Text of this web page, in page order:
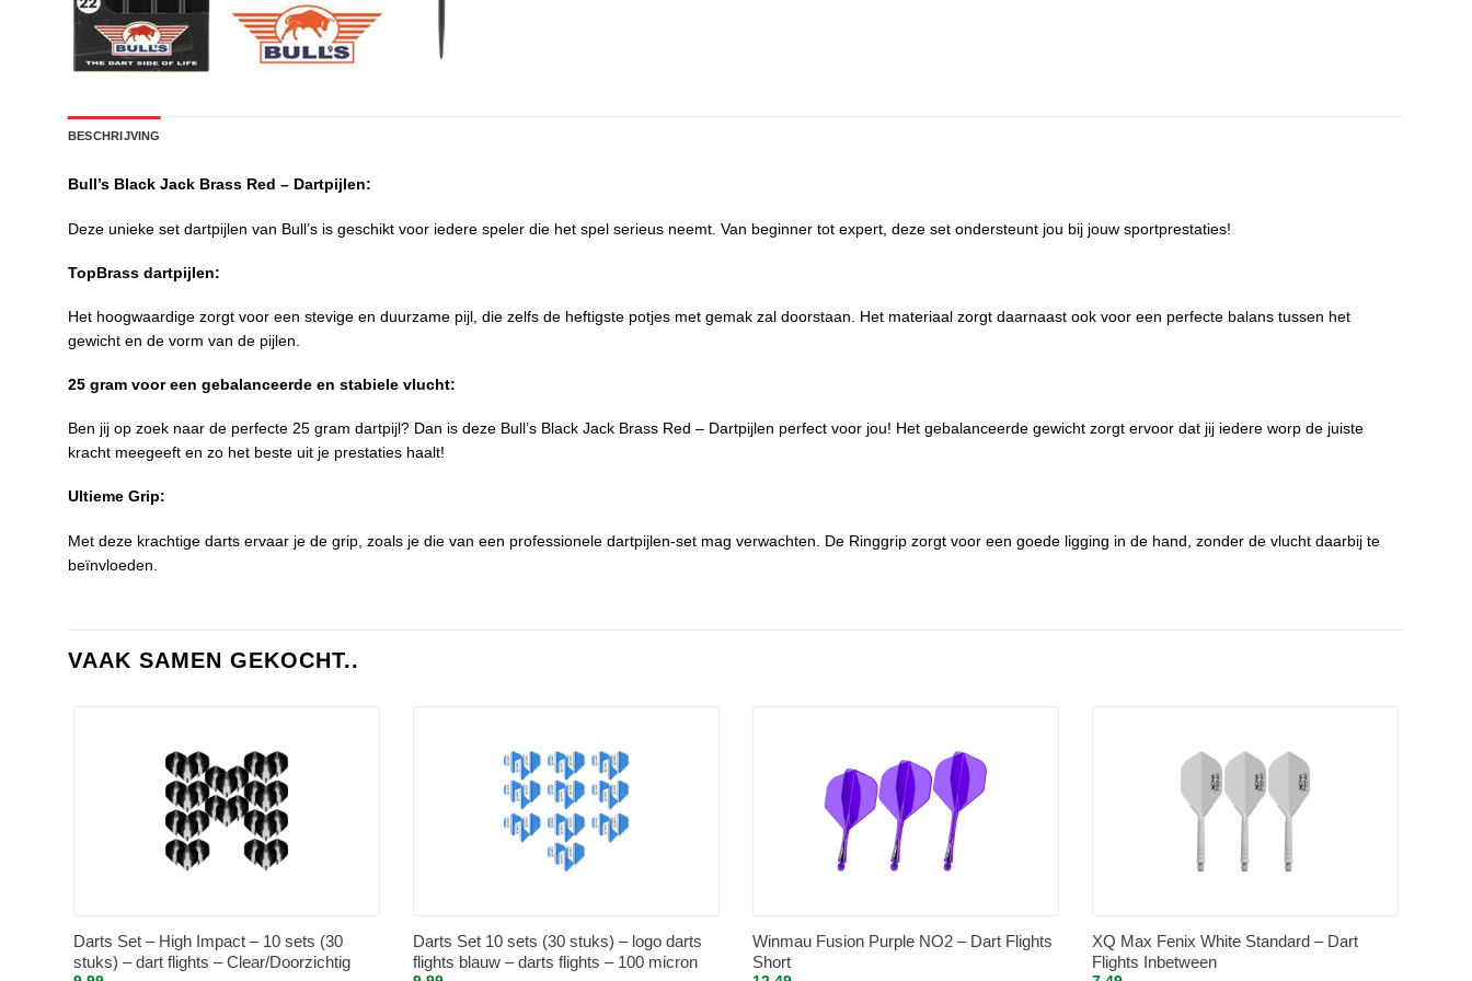
BESCHRIJVING
Bull’s Black Jack Brass Red – Dartpijlen:
Deze unieke set dartpijlen van Bull’s is geschikt voor iedere speler die het spel serieus neemt. Van beginner tot expert, deze set ondersteunt jou bij jouw sportprestaties!
TopBrass dartpijlen:
Het hoogwaardige zorgt voor een stevige en duurzame pijl, die zelfs de heftigste potjes met gemak zal doorstaan. Het materiaal zorgt daarnaast ook voor een perfecte balans tussen het
gewicht en de vorm van de pijlen.
25 gram voor een gebalanceerde en stabiele vlucht:
Ben jij op zoek naar de perfecte 25 gram dartpijl? Dan is deze Bull’s Black Jack Brass Red – Dartpijlen perfect voor jou! Het gebalanceerde gewicht zorgt ervoor dat jij iedere worp de juiste
kracht meegeeft en zo het beste uit je prestaties haalt!
Ultieme Grip:
Met deze krachtige darts ervaar je de grip, zoals je die van een professionele dartpijlen-set mag verwachten. De Ringgrip zorgt voor een goede ligging in de hand, zonder de vlucht daarbij te
beïnvloeden.
VAAK SAMEN GEKOCHT..
Darts Set – High Impact – 10 sets (30
stuks) – dart flights – Clear/Doorzichtig
Darts Set 10 sets (30 stuks) – logo darts
flights blauw – darts flights – 100 micron
Winmau Fusion Purple NO2 – Dart Flights
Short
XQ Max Fenix White Standard – Dart
Flights Inbetween